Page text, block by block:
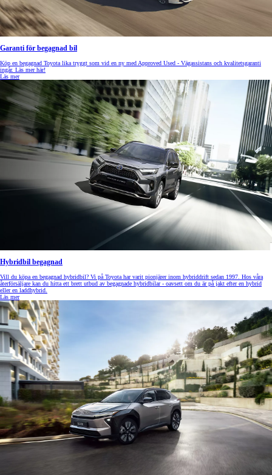
Garanti för begagnad bil
Köp en begagnad Toyota lika tryggt som vid en ny med Approved Used - Vägassistans och kvalitetsgaranti
ingår. Läs mer här!
Läs mer
Hybridbil begagnad
Vill du köpa en begagnad hybridbil? Vi på Toyota har varit pionjärer inom hybriddrift sedan 1997. Hos våra
återförsäljare kan du hitta ett brett utbud av begagnade hybridbilar - oavsett om du är på jakt efter en hybrid
eller en laddhybrid.
Läs mer